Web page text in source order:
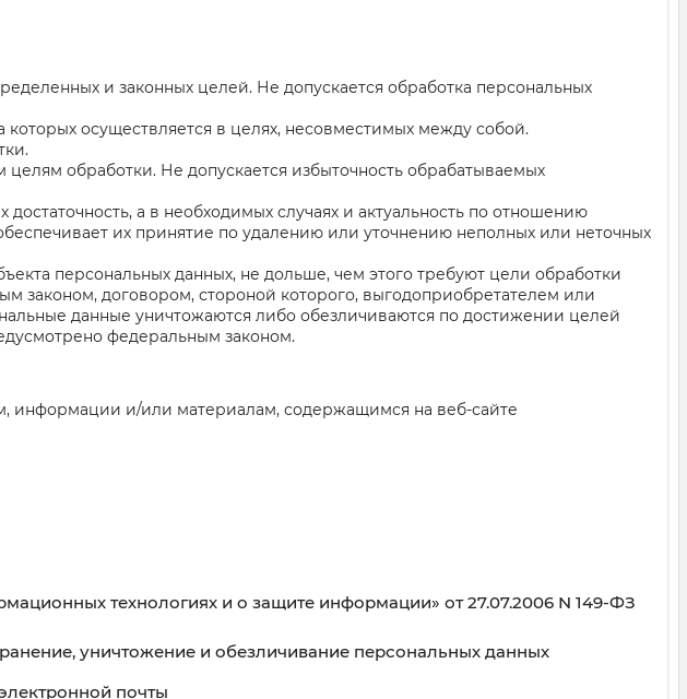
и законных целей. Не допускается обработка персональных
осуществляется в целях, несовместимых между собой.
обработки. Не допускается избыточность обрабатываемых
а в необходимых случаях и актуальность по отношению
их принятие по удалению или уточнению неполных или неточных
персональных данных, не дольше, чем этого требуют цели обработки
законом, договором, стороной которого, выгодоприобретателем или
данные уничтожаются либо обезличиваются по достижении целей
федеральным законом.
информации и/или материалам, содержащимся на веб-сайте
технологиях и о защите информации» от 27.07.2006 N 149-ФЗ
уничтожение и обезличивание персональных данных
почты